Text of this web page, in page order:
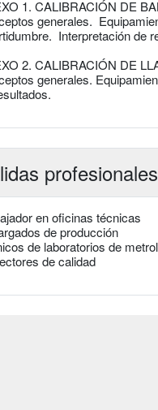
1. CALIBRACIÓN DE
generales.
Interpretación de
2. CALIBRACIÓN DE
generales.
profesionales
en oficinas técnicas
de producción
de laboratorios de
de calidad